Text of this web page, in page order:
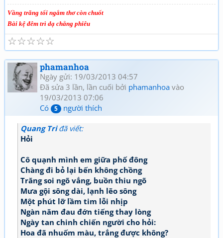
Vầng trăng tối ngắm thơ còn chuốt
Bài kệ đêm trì dạ chẳng phiêu
☆
☆
☆
☆
☆
phamanhoa
Ngày gửi: 19/03/2013 04:57
Đã sửa 3 lần, lần cuối bởi phamanhoa vào
19/03/2013 07:06
Có
5 người thích
Quang Triđã viết:
Hỏi
Cô quạnh mình em giữa phố đông
Chàng đi bỏ lại bến không chồng
Trăng soi ngõ vắng, buồn thiu ngõ
Mưa gội sông dài, lạnh lẽo sông
Một phút lỡ lầm tim lỗi nhịp
Ngàn năm đau đớn tiếng thay lòng
Ngày tan chinh chiến người cho hỏi:
Hoa đã nhuốm màu, trắng được không?